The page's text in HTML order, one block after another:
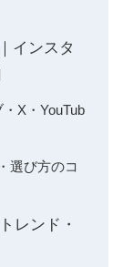
インスタ
X・YouTub
選び方のコ
レンド・